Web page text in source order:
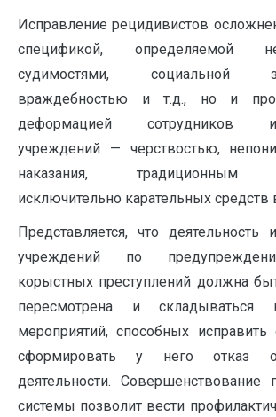
Исправление рецидивистов
спецификой, определяемой
судимостями, социальной
враждебностью и т.д., но и
деформацией сотрудников
учреждений — черствостью,
наказания, традиционным
исключительно карательных средств
Представляется, что деятельность
учреждений по
корыстных преступлений должна
пересмотрена и складываться
мероприятий, способных
сформировать у него отказ
деятельности. Совершенствование
системы позволит вести